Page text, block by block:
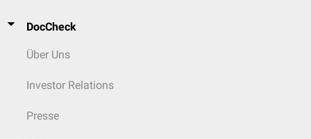
DocCheck
Über Uns
Investor Relations
Presse